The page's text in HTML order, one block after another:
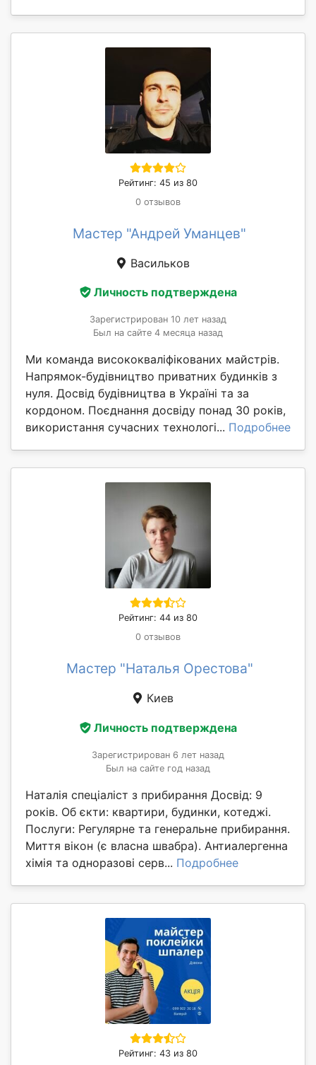
Рейтинг: 45 из 80
0 отзывов
Мастер "Андрей Уманцев"
Васильков
Личность подтверждена
Зарегистрирован 10 лет назад
Был на сайте 4 месяца назад
Ми команда висококваліфікованих майстрів.
Напрямок-будівництво приватних будинків з
нуля. Досвід будівництва в Україні та за
кордоном. Поєднання досвіду понад 30 років,
використання сучасних технологі... Подробнее
Рейтинг: 44 из 80
0 отзывов
Мастер "Наталья Орестова"
Киев
Личность подтверждена
Зарегистрирован 6 лет назад
Был на сайте год назад
Наталія спеціаліст з прибирання Досвід: 9
років. Об єкти: квартири, будинки, котеджі.
Послуги: Регулярне та генеральне прибирання.
Миття вікон (є власна швабра). Антиалергенна
хімія та одноразові серв... Подробнее
Рейтинг: 43 из 80